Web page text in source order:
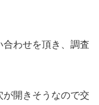
わせを頂き、調査
開きそうなので交